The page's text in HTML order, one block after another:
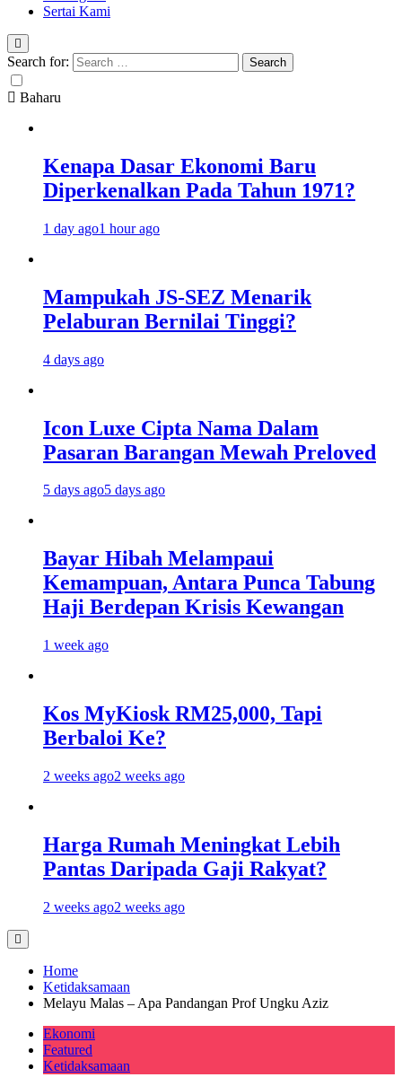
Sertai Kami
Search for:
Baharu
Kenapa Dasar Ekonomi Baru
Diperkenalkan Pada Tahun 1971?
1 day ago1 hour ago
Mampukah JS-SEZ Menarik
Pelaburan Bernilai Tinggi?
4 days ago
Icon Luxe Cipta Nama Dalam
Pasaran Barangan Mewah Preloved
5 days ago5 days ago
Bayar Hibah Melampaui
Kemampuan, Antara Punca Tabung
Haji Berdepan Krisis Kewangan
1 week ago
Kos MyKiosk RM25,000, Tapi
Berbaloi Ke?
2 weeks ago2 weeks ago
Harga Rumah Meningkat Lebih
Pantas Daripada Gaji Rakyat?
2 weeks ago2 weeks ago
Home
Ketidaksamaan
Melayu Malas – Apa Pandangan Prof Ungku Aziz
Ekonomi
Featured
Ketidaksamaan